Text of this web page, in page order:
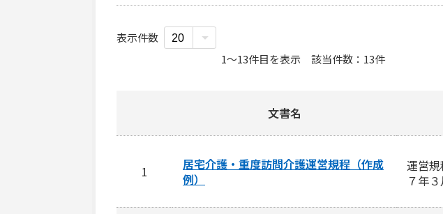
表示件数
1〜13件目を表示 該当件数 13件
文書名
1
居宅介護・重度訪問介護運営規程（作成
例）
運営
７年３